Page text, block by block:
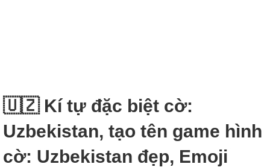
🇺🇿 Kí tự đặc biệt cờ:
Uzbekistan, tạo tên game hình
cờ: Uzbekistan đẹp, Emoji